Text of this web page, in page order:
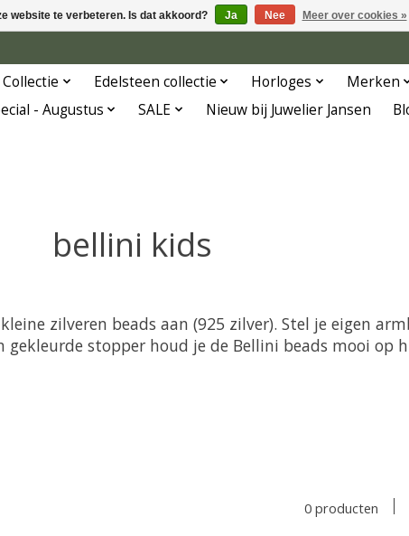
Edelsteen collectie Horloges Merken
- Augustus SALE Nieuw bij Juwelier Jansen
bellini kids
zilveren beads aan (925 zilver). Stel je eigen
stopper houd je de Bellini beads mooi op
0 producten
website te verbeteren. Is dat akkoord? Ja Nee Meer over cookies »